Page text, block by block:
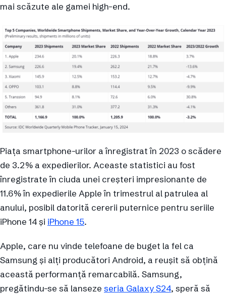
mai scăzute ale gamei high-end.
Piața smartphone-urilor a înregistrat în 2023 o scădere
de 3.2% a expedierilor. Aceaste statistici au fost
înregistrate în ciuda unei creșteri impresionante de
11.6% în expedierile Apple în trimestrul al patrulea al
anului, posibil datorită cererii puternice pentru seriile
iPhone 14 și iPhone 15.
Apple, care nu vinde telefoane de buget la fel ca
Samsung și alți producători Android, a reușit să obțină
această performanță remarcabilă. Samsung,
pregătindu-se să lanseze seria Galaxy S24, speră să